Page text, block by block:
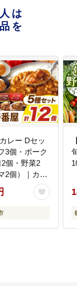
は
を
レー Dセッ
3個・ポーク
個・野菜2
2個）｜カレ
番屋 常温保
単 時短 自
さと